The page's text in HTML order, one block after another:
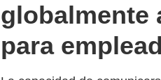
globalmente
para